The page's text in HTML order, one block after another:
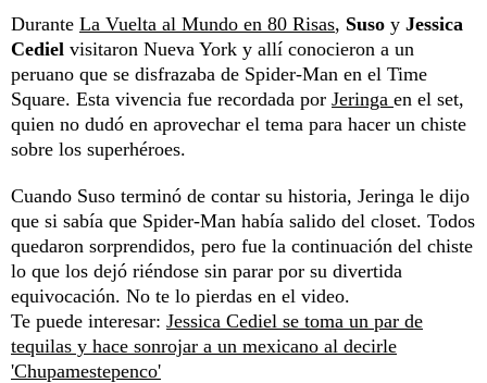
Durante La Vuelta al Mundo en 80 Risas, Suso y Jessica
Cediel visitaron Nueva York y allí conocieron a un
peruano que se disfrazaba de Spider-Man en el Time
Square. Esta vivencia fue recordada por Jeringa en el set,
quien no dudó en aprovechar el tema para hacer un chiste
sobre los superhéroes.
Cuando Suso terminó de contar su historia, Jeringa le dijo
que si sabía que Spider-Man había salido del closet. Todos
quedaron sorprendidos, pero fue la continuación del chiste
lo que los dejó riéndose sin parar por su divertida
equivocación. No te lo pierdas en el video.
Te puede interesar: Jessica Cediel se toma un par de
tequilas y hace sonrojar a un mexicano al decirle
'Chupamestepenco'